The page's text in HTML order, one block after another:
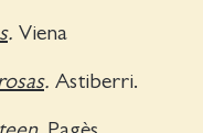
. Viena
. Astiberri.